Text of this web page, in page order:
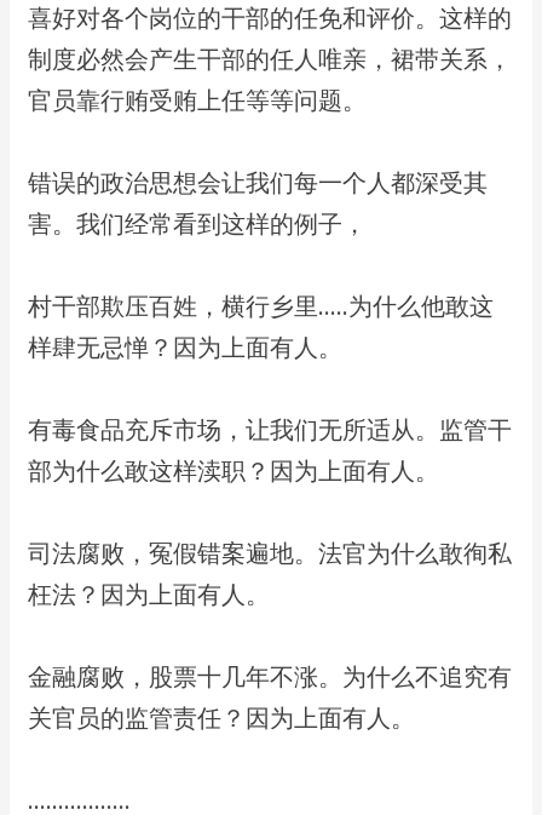
喜好对各个岗位的干部的任免和评价。这样的
制度必然会产生干部的​任人唯亲，裙带关系，
官员靠行贿受贿上任等等问题。
​错误的政治思想会让我们每一个人都深受其
害。我们经常看到这样的例子，
​村干部欺压百姓，横行乡里…..为什么他敢这
样肆无忌惮？因为上面有人。
​有毒食品充斥市场，让我们无所适从。监管干
部为什么敢这样渎职？因为上面有人。
​司法腐败，冤假错案遍地。法官为什么敢徇私
枉法？因为上面有人。
​金融腐败，股票十几年不涨。为什么不追究有
关官员的监管责任？因为上面有人。
​……………..